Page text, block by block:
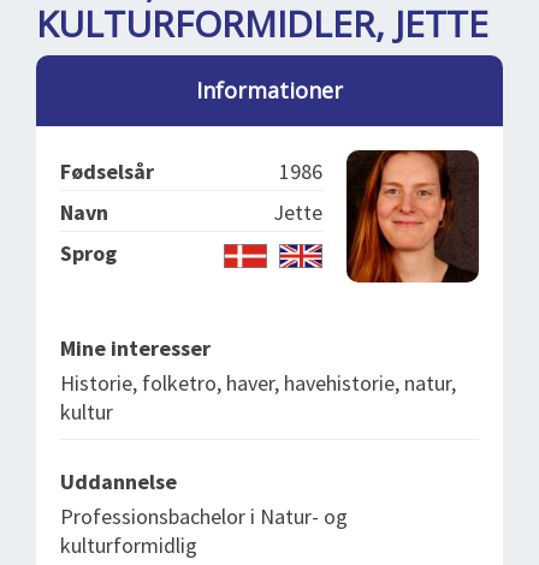
BOOKING
OM OS
KULTURFORMIDLER, JETTE
Informationer
Fødselsår
1986
Navn
Jette
Sprog
Mine interesser
Historie, folketro, haver, havehistorie, natur,
kultur
Uddannelse
Professionsbachelor i Natur- og
kulturformidlig